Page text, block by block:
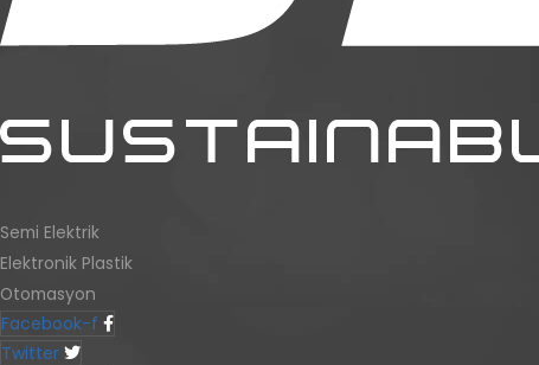
Semi Elektrik
Elektronik Plastik
Otomasyon
Facebook-f
Twitter